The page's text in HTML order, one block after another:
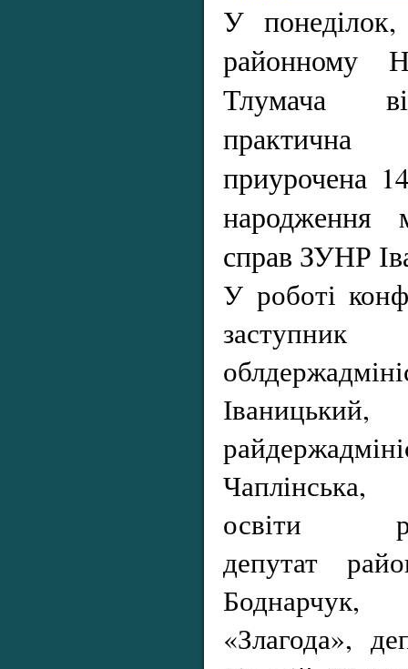
У
районному
Тлумача
приурочена
народження
справ ЗУНР
У роботі
Чаплінська,
освіти
депутат
«Злагода»,